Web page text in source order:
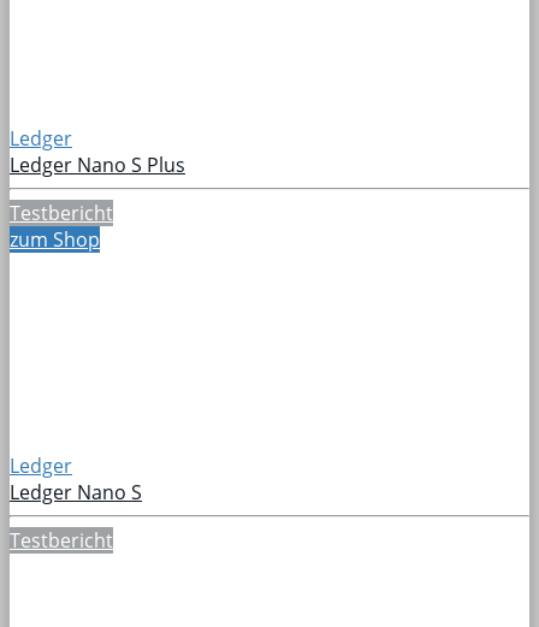
Ledger
Ledger Nano S Plus
Testbericht
zum Shop
Ledger
Ledger Nano S
Testbericht